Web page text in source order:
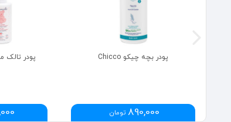
پودر بچه چیکو Chicco
890,000 تومان